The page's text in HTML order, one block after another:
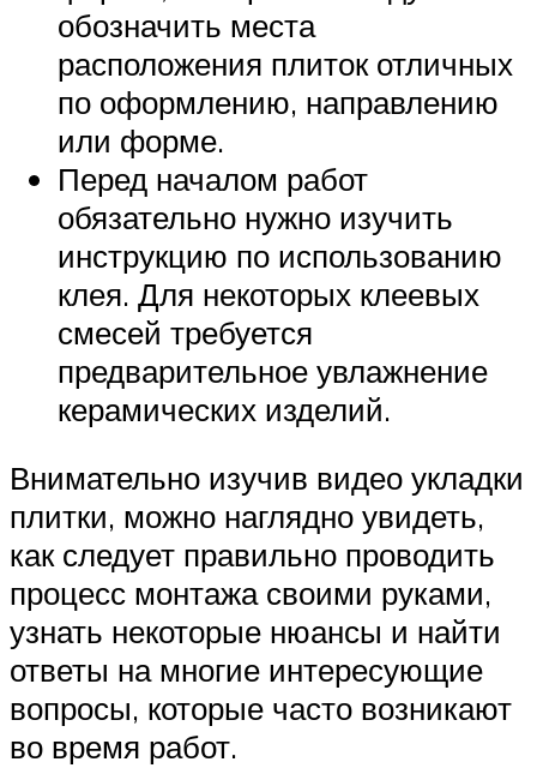
обозначить места
расположения плиток отличных
по оформлению, направлению
или форме.
Перед началом работ
обязательно нужно изучить
инструкцию по использованию
клея. Для некоторых клеевых
смесей требуется
предварительное увлажнение
керамических изделий.
Внимательно изучив видео укладки
плитки, можно наглядно увидеть,
как следует правильно проводить
процесс монтажа своими руками,
узнать некоторые нюансы и найти
ответы на многие интересующие
вопросы, которые часто возникают
во время работ.